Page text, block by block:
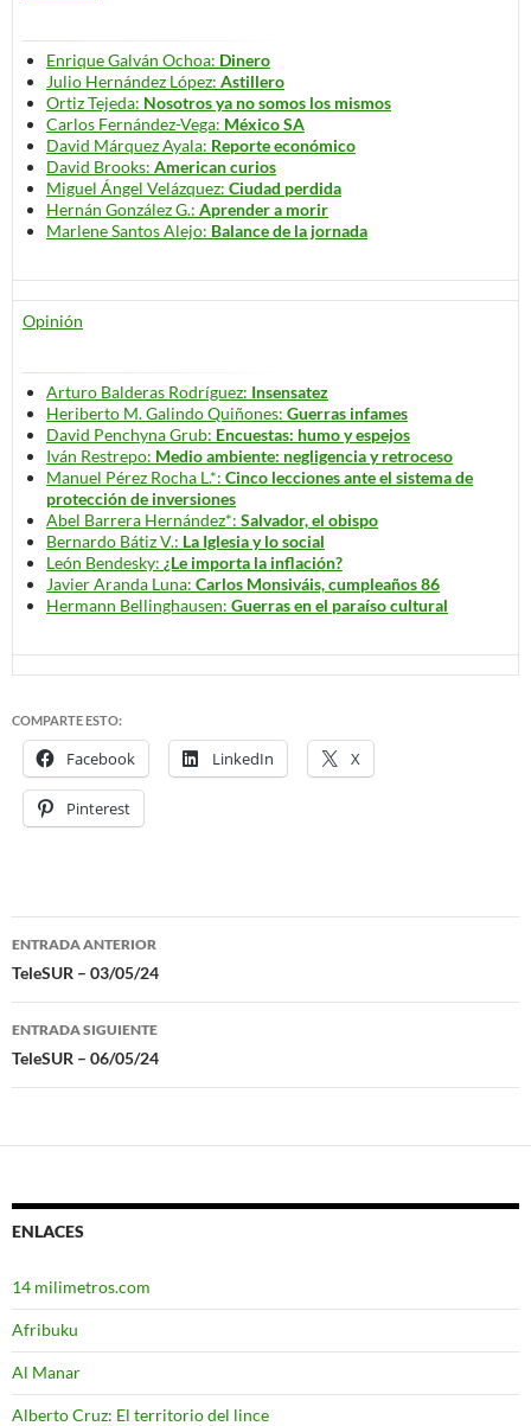
Enrique Galván Ochoa: Dinero
Julio Hernández López: Astillero
Ortiz Tejeda: Nosotros ya no somos los mismos
Carlos Fernández-Vega: México SA
David Márquez Ayala: Reporte económico
David Brooks: American curios
Miguel Ángel Velázquez: Ciudad perdida
Hernán González G.: Aprender a morir
Marlene Santos Alejo: Balance de la jornada
Opinión
Arturo Balderas Rodríguez: Insensatez
Heriberto M. Galindo Quiñones: Guerras infames
David Penchyna Grub: Encuestas: humo y espejos
Iván Restrepo: Medio ambiente: negligencia y retroceso
Manuel Pérez Rocha L.*: Cinco lecciones ante el sistema de
protección de inversiones
Abel Barrera Hernández*: Salvador, el obispo
Bernardo Bátiz V.: La Iglesia y lo social
León Bendesky: ¿Le importa la inflación?
Javier Aranda Luna: Carlos Monsiváis, cumpleaños 86
Hermann Bellinghausen: Guerras en el paraíso cultural
COMPARTE ESTO:
Facebook LinkedIn X
Pinterest
Navegación
de
entradas
ENTRADA ANTERIOR
TeleSUR – 03/05/24
ENTRADA SIGUIENTE
TeleSUR – 06/05/24
ENLACES
14 milimetros.com
Afribuku
Al Manar
Alberto Cruz: El territorio del lince